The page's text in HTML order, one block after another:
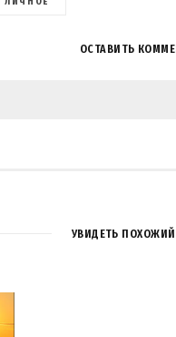
ОСТАВИТЬ
1COMMENT
УВИДЕТЬ